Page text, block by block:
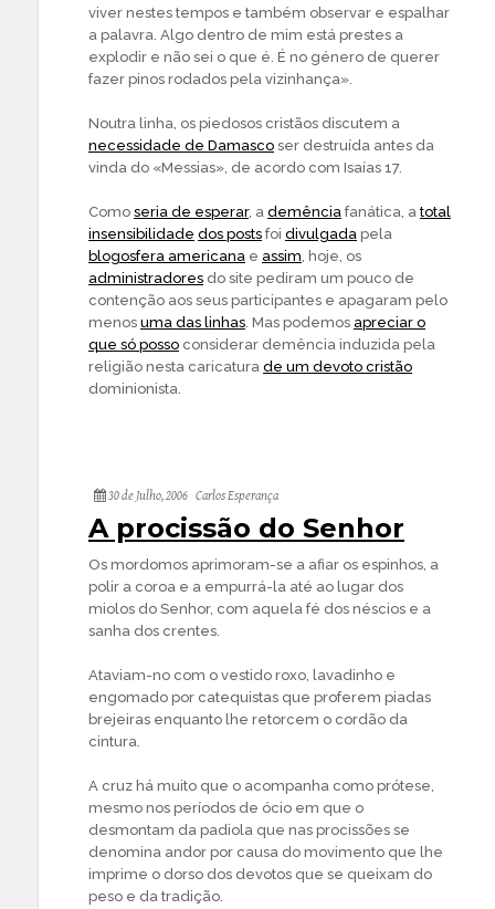
viver nestes tempos e também observar e espalhar
a palavra. Algo dentro de mim está prestes a
explodir e não sei o que é. É no género de querer
fazer pinos rodados pela vizinhança».
Noutra linha, os piedosos cristãos discutem a
necessidade de Damasco ser destruída antes da
vinda do «Messias», de acordo com Isaías 17.
Como seria de esperar, a demência fanática, atotal
insensibilidade dos posts foi divulgada pela
blogosfera americana e assim, hoje, os
administradores do site pediram um pouco de
contenção aos seus participantes e apagaram pelo
menos uma das linhas. Mas podemos apreciar o
que só posso considerar demência induzida pela
religião nesta caricatura de um devoto cristão
dominionista.
30 de Julho, 2006 Carlos Esperança
A procissão do Senhor
Os mordomos aprimoram-se a afiar os espinhos, a
polir a coroa e a empurrá-la até ao lugar dos
miolos do Senhor, com aquela fé dos néscios e a
sanha dos crentes.
Ataviam-no com o vestido roxo, lavadinho e
engomado por catequistas que proferem piadas
brejeiras enquanto lhe retorcem o cordão da
cintura.
A cruz há muito que o acompanha como prótese,
mesmo nos períodos de ócio em que o
desmontam da padiola que nas procissões se
denomina andor por causa do movimento que lhe
imprime o dorso dos devotos que se queixam do
peso e da tradição.